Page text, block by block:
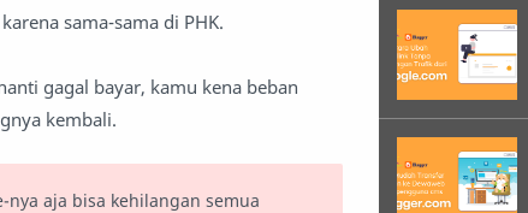
sama-sama di PHK.
gagal bayar, kamu kena beban
kembali.
aja bisa kehilangan semua